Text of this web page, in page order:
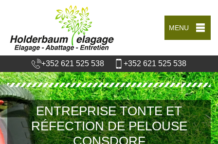
MENU
+352 621 525 538 +352 621 525 538
ENTREPRISE TONTE ET
RÉFECTION DE PELOUSE
CONSDORF